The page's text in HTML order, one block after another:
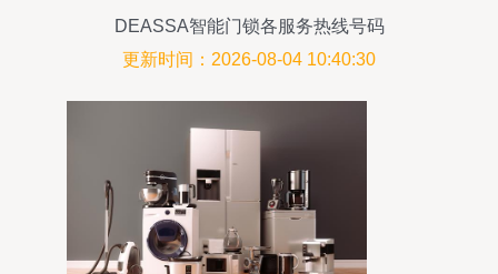
DEASSA智能门锁各服务热线号码
更新时间：2026-08-04 10:40:30